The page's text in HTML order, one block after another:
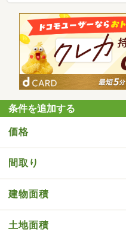
条件を追加する
価格
間取り
建物面積
土地面積